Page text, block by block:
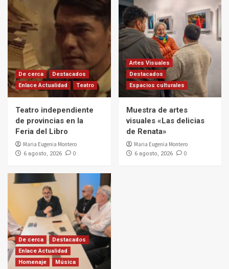
De cerca
Destacados
Enlace Actualidad
Teatro
Teatro independiente
de provincias en la
Feria del Libro
Maria Eugenia Montero
6 agosto, 2026 0
Artes Visuales
Destacados
Espacios culturales
Muestra de artes
visuales «Las delicias
de Renata»
Maria Eugenia Montero
6 agosto, 2026 0
De cerca
Destacados
Enlace Actualidad
Homenaje
Música